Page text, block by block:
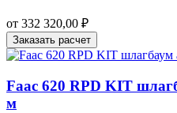
от 332 320,00 ₽
Заказать расчет
Faac 620 RPD KIT
м